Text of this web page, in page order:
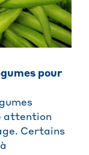
pour
attention
Certains